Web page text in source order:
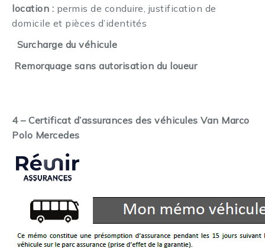
location : permis de conduire, justification de
domicile et pièces d’identités
Surcharge du véhicule
Remorquage sans autorisation du loueur
4 – Certificat d’assurances des véhicules Van Marco
Polo Mercedes